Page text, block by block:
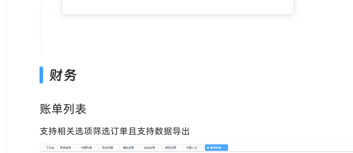
财务
账单列表
支持相关选项筛选订单且支持数据导出